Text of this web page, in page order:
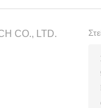
CO., LTD.